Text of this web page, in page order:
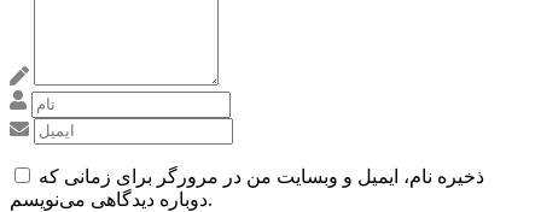
ذخیره نام، ایمیل و وبسایت من در مرورگر برای زمانی که
دوباره دیدگاهی می‌نویسم.